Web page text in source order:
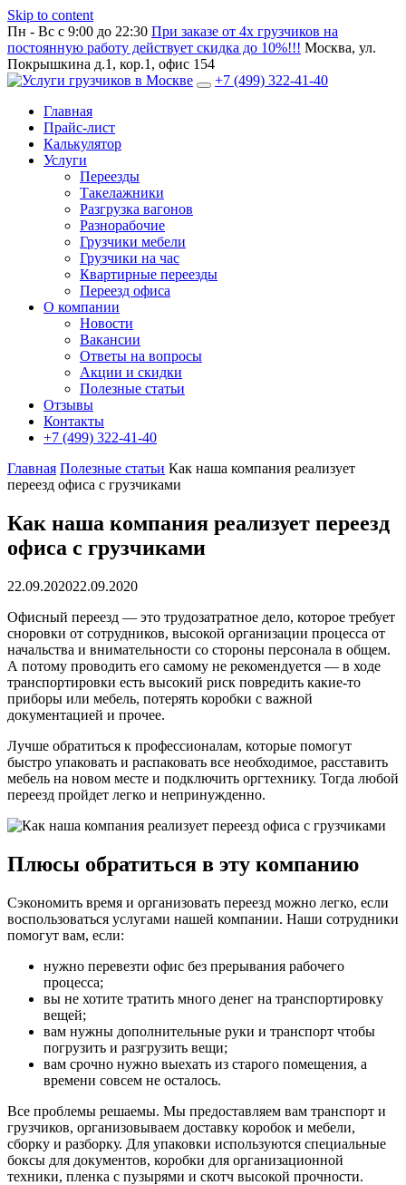
Skip to content
Пн - Вс с 9:00 до 22:30 При заказе от 4х грузчиков на
постоянную работу действует скидка до 10%!!! Москва, ул.
Покрышкина д.1, кор.1, офис 154
+7 (499) 322-41-40
Главная
Прайс-лист
Калькулятор
Услуги
Переезды
Такелажники
Разгрузка вагонов
Разнорабочие
Грузчики мебели
Грузчики на час
Квартирные переезды
Переезд офиса
О компании
Новости
Вакансии
Ответы на вопросы
Акции и скидки
Полезные статьи
Отзывы
Контакты
+7 (499) 322-41-40
Главная Полезные статьи Как наша компания реализует
переезд офиса с грузчиками
Как наша компания реализует переезд
офиса с грузчиками
22.09.202022.09.2020
Офисный переезд — это трудозатратное дело, которое требует
сноровки от сотрудников, высокой организации процесса от
начальства и внимательности со стороны персонала в общем.
А потому проводить его самому не рекомендуется — в ходе
транспортировки есть высокий риск повредить какие-то
приборы или мебель, потерять коробки с важной
документацией и прочее.
Лучше обратиться к профессионалам, которые помогут
быстро упаковать и распаковать все необходимое, расставить
мебель на новом месте и подключить оргтехнику. Тогда любой
переезд пройдет легко и непринужденно.
Плюсы обратиться в эту компанию
Сэкономить время и организовать переезд можно легко, если
воспользоваться услугами нашей компании. Наши сотрудники
помогут вам, если:
нужно перевезти офис без прерывания рабочего
процесса;
вы не хотите тратить много денег на транспортировку
вещей;
вам нужны дополнительные руки и транспорт чтобы
погрузить и разгрузить вещи;
вам срочно нужно выехать из старого помещения, а
времени совсем не осталось.
Все проблемы решаемы. Мы предоставляем вам транспорт и
грузчиков, организовываем доставку коробок и мебели,
сборку и разборку. Для упаковки используются специальные
боксы для документов, коробки для организационной
техники, пленка с пузырями и скотч высокой прочности.